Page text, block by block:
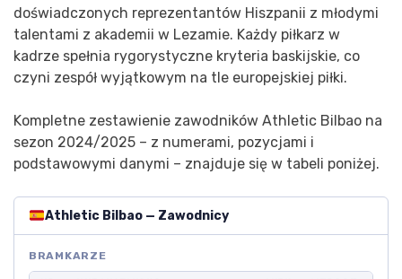
doświadczonych reprezentantów Hiszpanii z młodymi
talentami z akademii w Lezamie. Każdy piłkarz w
kadrze spełnia rygorystyczne kryteria baskijskie, co
czyni zespół wyjątkowym na tle europejskiej piłki.
Kompletne zestawienie zawodników Athletic Bilbao na
sezon 2024/2025 – z numerami, pozycjami i
podstawowymi danymi – znajduje się w tabeli poniżej.
Athletic Bilbao — Zawodnicy
BRAMKARZE